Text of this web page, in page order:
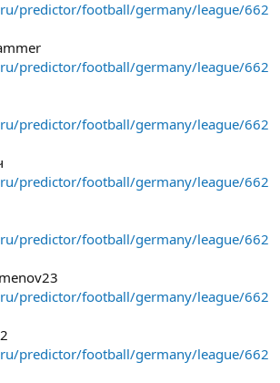
predictor/football/germany/league/662
predictor/football/germany/league/662
predictor/football/germany/league/662
predictor/football/germany/league/662
predictor/football/germany/league/662
predictor/football/germany/league/662
predictor/football/germany/league/662